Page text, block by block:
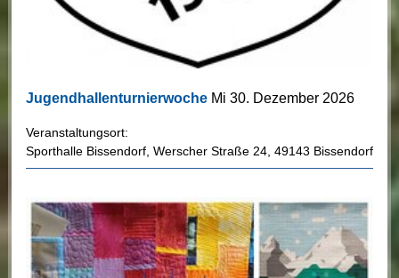
Jugendhallenturnierwoche Mi 30. Dezember 2026
Veranstaltungsort:
Sporthalle Bissendorf, Werscher Straße 24, 49143 Bissendorf